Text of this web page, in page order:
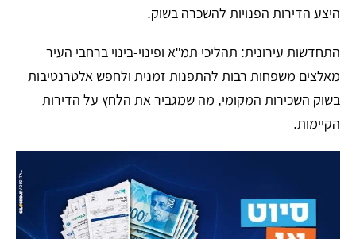
היצע הדירות הפנויות להשכרה בשוק.
​התחדשות עירונית: תהליכי תמ"א ופינוי-בינוי ברחבי העיר
מאלצים משפחות רבות להתפנות זמנית ולחפש אלטרנטיבות
בשוק השכירות המקומי, מה שמגביר את הלחץ על הדירות
הקיימות.